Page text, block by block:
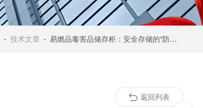
-技术文章 - 易燃品毒害品储存柜：安全存储的“防护墙”
返回列表